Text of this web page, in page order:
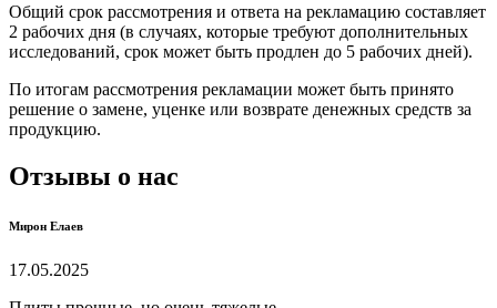
Общий срок рассмотрения и ответа на рекламацию составляет
2 рабочих дня (в случаях, которые требуют дополнительных
исследований, срок может быть продлен до 5 рабочих дней).
По итогам рассмотрения рекламации может быть принято
решение о замене, уценке или возврате денежных средств за
продукцию.
Отзывы о нас
Мирон Елаев
17.05.2025